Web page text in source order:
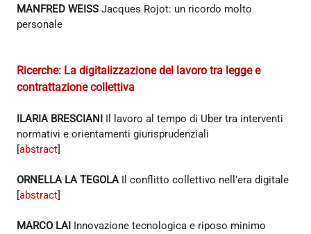
MANFRED WEISS Jacques Rojot: un ricordo molto
personale
Ricerche: La digitalizzazione del lavoro tra legge e
contrattazione collettiva
ILARIA BRESCIANI Il lavoro al tempo di Uber tra interventi
normativi e orientamenti giurisprudenziali
[abstract]
ORNELLA LA TEGOLAIl conflitto collettivo nell’era digitale
[abstract]
MARCO LAI Innovazione tecnologica e riposo minimo